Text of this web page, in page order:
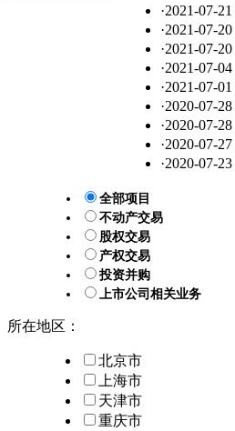
·2021-07-21
·2021-07-20
·2021-07-20
·2021-07-04
·2021-07-01
·2020-07-28
·2020-07-28
·2020-07-27
·2020-07-23
全部项目
不动产交易
股权交易
产权交易
投资并购
上市公司相关业务
所在地区：
北京市
上海市
天津市
重庆市